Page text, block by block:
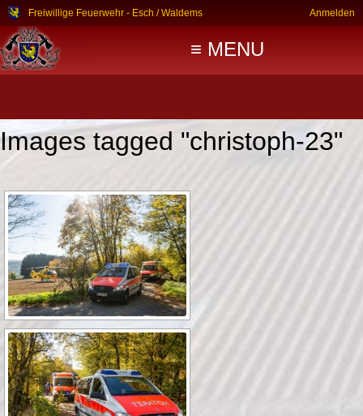
Freiwillige Feuerwehr - Esch / Waldems Anmelden
≡ MENU
Images tagged "christoph-23"